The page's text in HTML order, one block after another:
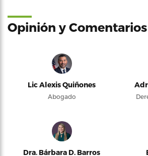
Opinión y Comentarios
Lic Alexis Quiñones
Abogado
Dra. Bárbara D. Barros